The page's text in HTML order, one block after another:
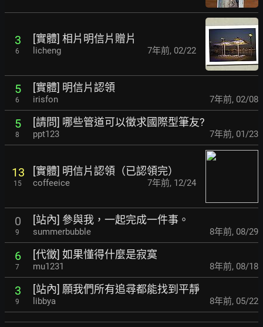
3
6
[實體] 相片明信片贈片
licheng 7年前, 02/22
5
6
[實體] 明信片認領
irisfon 7年前, 02/08
5
8
[請問] 哪些管道可以徵求國際型筆友?
ppt123 7年前, 01/23
13
15
[實體] 明信片認領（已認領完）
coffeeice 7年前, 12/24
0
9
[站內] 參與我，一起完成一件事。
summerbubble 8年前, 08/29
6
7
[代徵] 如果懂得什麼是寂寞
mu1231 8年前, 08/18
3
9
[站內] 願我們所有追尋都能找到平靜
libbya 8年前, 05/22